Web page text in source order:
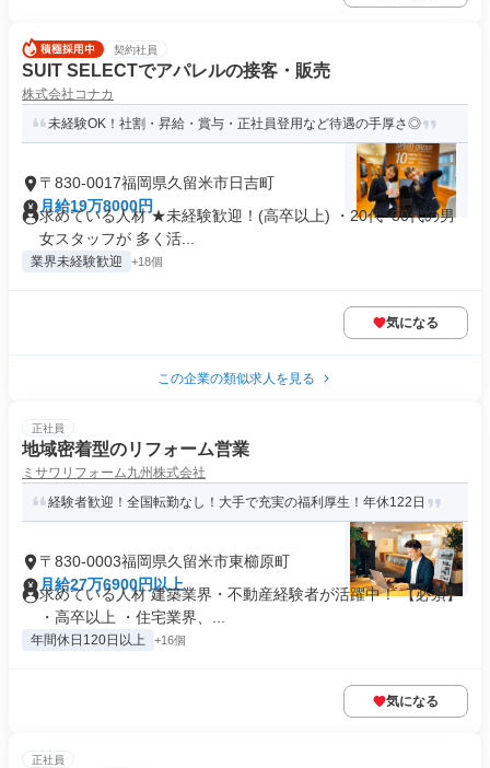
契約社員
SUIT SELECTでアパレルの接客・販売
株式会社コナカ
未経験OK！社割・昇給・賞与・正社員登用など待遇の手厚さ◎
〒830-0017福岡県久留米市日吉町
月給19万8000円
求めている人材 ★未経験歓迎！(高卒以上) ・20代~30代の男
女スタッフが 多く活...
業界未経験歓迎 +18個
気になる
この企業の類似求人を見る
正社員
地域密着型のリフォーム営業
ミサワリフォーム九州株式会社
経験者歓迎！全国転勤なし！大手で充実の福利厚生！年休122日
〒830-0003福岡県久留米市東櫛原町
月給27万6900円以上
求めている人材 建築業界・不動産経験者が活躍中！ 【必須】
・高卒以上 ・住宅業界、...
年間休日120日以上 +16個
気になる
正社員